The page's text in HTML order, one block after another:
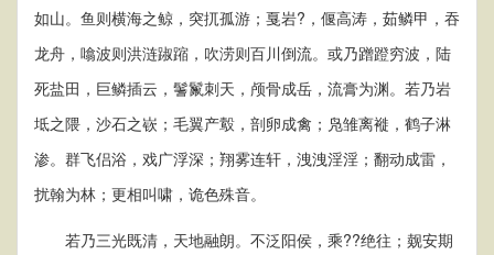
如山。鱼则横海之鲸，突扤孤游；戛岩?，偃高涛，茹鳞甲，吞
龙舟，噏波则洪涟踧蹜，吹涝则百川倒流。或乃蹭蹬穷波，陆
死盐田，巨鳞插云，鬐鬣刺天，颅骨成岳，流膏为渊。若乃岩
坻之隈，沙石之嵚；毛翼产鷇，剖卵成禽；凫雏离褷，鹤子淋
渗。群飞侣浴，戏广浮深；翔雾连轩，洩洩淫淫；翻动成雷，
扰翰为林；更相叫啸，诡色殊音。
若乃三光既清，天地融朗。不泛阳侯，乘??绝往；觌安期